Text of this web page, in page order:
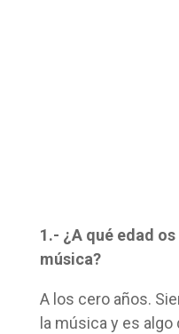
1.- ¿A qué edad
música?
A los cero años.
la música y es